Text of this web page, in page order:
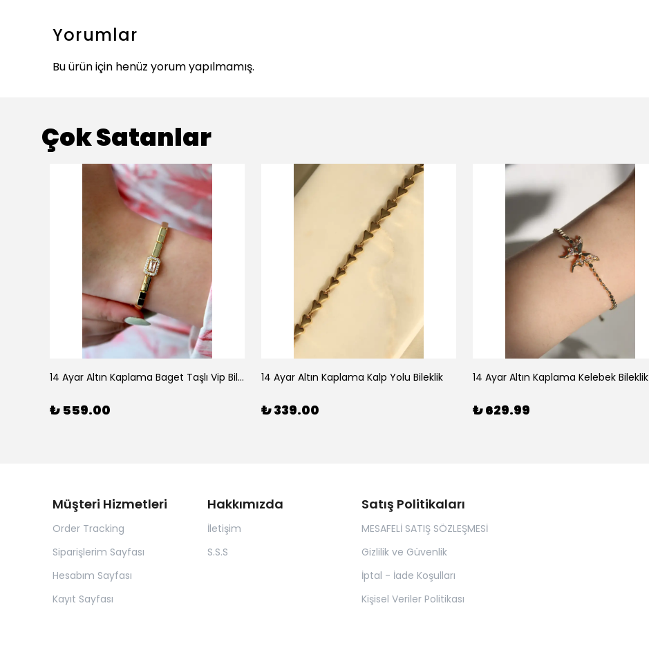
Yorumlar
Bu ürün için henüz yorum yapılmamış.
Çok Satanlar
14 Ayar Altın Kaplama Baget Taşlı Vip Bileklik
₺ 559.00
14 Ayar Altın Kaplama Kalp Yolu Bileklik
₺ 339.00
14 Ayar Altın Kaplama Kelebek Bileklik
₺ 629.99
Müşteri Hizmetleri
Order Tracking
Siparişlerim Sayfası
Hesabım Sayfası
Kayıt Sayfası
Hakkımızda
İletişim
S.S.S
Satış Politikaları
MESAFELİ SATIŞ SÖZLEŞMESİ
Gizlilik ve Güvenlik
İptal - İade Koşulları
Kişisel Veriler Politikası